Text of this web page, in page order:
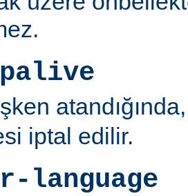
iptal edilir.
language